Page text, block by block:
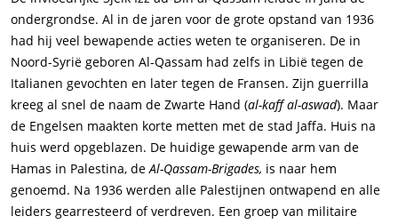
ondergrondse. Al in de jaren voor de grote opstand van 1936
had hij veel bewapende acties weten te organiseren. De in
Noord-Syrië geboren Al-Qassam had zelfs in Libië tegen de
Italianen gevochten en later tegen de Fransen. Zijn guerrilla
kreeg al snel de naam de Zwarte Hand (al-kaff al-aswad). Maar
de Engelsen maakten korte metten met de stad Jaffa. Huis na
huis werd opgeblazen. De huidige gewapende arm van de
Hamas in Palestina, de Al-Qassam-Brigades, is naar hem
genoemd. Na 1936 werden alle Palestijnen ontwapend en alle
leiders gearresteerd of verdreven. Een groep van militaire